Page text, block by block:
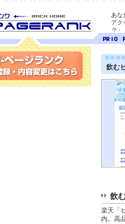
策に E-ページ
あな
アク
ク」
ランク
10
9
飲む
飲
楽天「
内。高
料)・内容変更